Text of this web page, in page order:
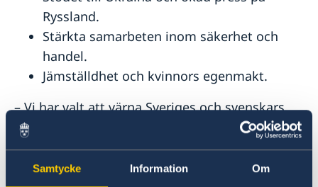
Samtycke Information Om
Ryssland.
Stärkta samarbeten inom säkerhet och
handel.
Jämställdhet och kvinnors egenmakt.
– Vi har valt att värna Sveriges och svenskars
säkerhet. Sveriges medlemskap i Nato gör vårt
land säkrare. Vi står inte ensamma i en orolig
tid, säger utrikesminister Maria Malmer
Stenergard.